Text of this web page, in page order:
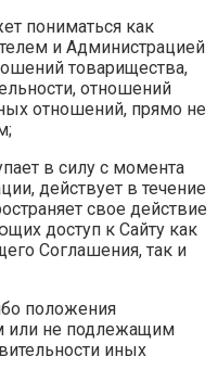
пониматься как
и Администрацией
товарищества,
отношений
отношений, прямо не
в силу с момента
действует в течение
свое действие
доступ к Сайту как
Соглашения, так и
положения
или не подлежащим
иных